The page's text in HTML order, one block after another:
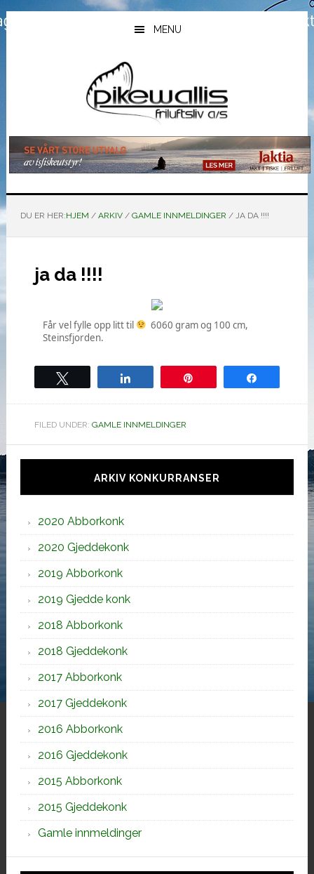
Hopp
til
Hopp
til
Hopp
til
MENU
DU ER HER:HJEM / ARKIV / GAMLE INNMELDINGER /JA DA !!!!
ja da !!!!
Får vel fylle opp litt til
6060 gram og 100 cm,
Steinsfjorden.
FILED UNDER: GAMLE INNMELDINGER
Hoved
sidebar
ARKIV KONKURRANSER
2020 Abborkonk
2020 Gjeddekonk
2019 Abborkonk
2019 Gjedde konk
2018 Abborkonk
2018 Gjeddekonk
2017 Abborkonk
2017 Gjeddekonk
2016 Abborkonk
2016 Gjeddekonk
2015 Abborkonk
2015 Gjeddekonk
Gamle innmeldinger